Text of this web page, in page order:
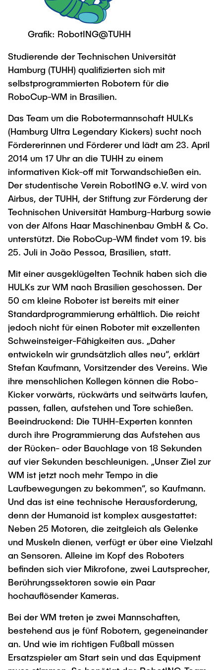
Newsroom
Pressemitteilungen
Magazin spektrum
Veranstaltungen
Merchandise-Shop
Arbeiten an der TU Hamburg
Stellenausschreibungen
Berufsausbildung und Praktika
Berufungen
Neue Mitarbeitende
Intern
Beratung und Kontakt
Studienorganisation
AI in Education
Für Absolventinnen und Absolventen
Alumni
Berufseinstieg - Career Center
Promotion und Habilitation
Wissenschaftliche Weiterbildung
Lehre und Lernen
Best Practices Lehre
LearnING Center
Lehre im europäischen Verbund (ECIU)
WorkINGLab / Makerspace
UNU HUB "Engineering to Face Climate
Forschungsförderung
Early Career Researchers
Future Lectures
Team
Neues aus der Forschung &
Transfer
Interdisziplinärer Workshop des FSP
„Biobasierte Prozesse und
Reaktortechnologien“
Studiengänge
Forschung und Institute
Technologie und Innovation in der Bildung
News
Studiengänge
Forschung und Institute
Management-Wissenschaften und Technologie
Studiengänge
Forschung und Institute
Maschinenbau
Studiengänge
Forschung und Institute
Institute im Überblick
Austauschstudium
Intercultural Hub
Partnerships and Strategy
Partnerhochschulen Studierendenaustausch
Strategie
ECIU University
Contacts & International Team
Grafik: RobotING@TUHH
Studierende der Technischen Universität
Hamburg (TUHH) qualifizierten sich mit
selbstprogrammierten Robotern für die
RoboCup-WM in Brasilien.
Das Team um die Robotermannschaft HULKs
(Hamburg Ultra Legendary Kickers) sucht noch
Fördererinnen und Förderer und lädt am 23. April
2014 um 17 Uhr an die TUHH zu einem
informativen Kick-off mit Torwandschießen ein.
Der studentische Verein RobotING e.V. wird von
Airbus, der TUHH, der Stiftung zur Förderung der
Technischen Universität Hamburg-Harburg sowie
von der Alfons Haar Maschinenbau GmbH & Co.
unterstützt. Die RoboCup-WM findet vom 19. bis
25. Juli in João Pessoa, Brasilien, statt.
Mit einer ausgeklügelten Technik haben sich die
HULKs zur WM nach Brasilien geschossen. Der
50 cm kleine Roboter ist bereits mit einer
Standardprogrammierung erhältlich. Die reicht
jedoch nicht für einen Roboter mit exzellenten
Schweinsteiger-Fähigkeiten aus. „Daher
entwickeln wir grundsätzlich alles neu“, erklärt
Stefan Kaufmann, Vorsitzender des Vereins. Wie
ihre menschlichen Kollegen können die Robo-
Kicker vorwärts, rückwärts und seitwärts laufen,
passen, fallen, aufstehen und Tore schießen.
Beeindruckend: Die TUHH-Experten konnten
durch ihre Programmierung das Aufstehen aus
der Rücken- oder Bauchlage von 18 Sekunden
auf vier Sekunden beschleunigen. „Unser Ziel zur
WM ist jetzt noch mehr Tempo in die
Laufbewegungen zu bekommen“, so Kaufmann.
Und das ist eine technische Herausforderung,
denn der Humanoid ist komplex ausgestattet:
Neben 25 Motoren, die zeitgleich als Gelenke
und Muskeln dienen, verfügt er über eine Vielzahl
an Sensoren. Alleine im Kopf des Roboters
befinden sich vier Mikrofone, zwei Lautsprecher,
Berührungssektoren sowie ein Paar
hochauflösender Kameras.
Bei der WM treten je zwei Mannschaften,
bestehend aus je fünf Robotern, gegeneinander
an. Und wie im richtigen Fußball müssen
Ersatzspieler am Start sein und das Equipment